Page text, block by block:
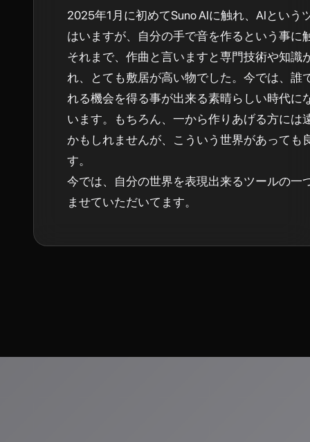
2025年1月に初めてSuno AIに触れ、AIという
はいますが、自分の手で音を作るという事に
それまで、作曲と言いますと専門技術や知識
れ、とても敷居が高い物でした。今では、誰
れる機会を得る事が出来る素晴らしい時代に
います。もちろん、一から作りあげる方には
かもしれませんが、こういう世界があっても
す。
今では、自分の世界を表現出来るツールの一
ませていただいてます。